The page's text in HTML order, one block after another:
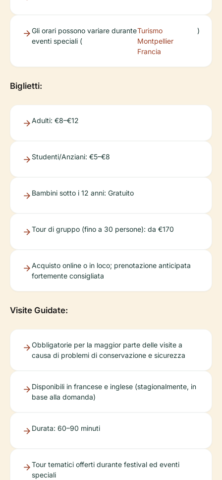
Gli orari possono variare durante
eventi speciali (
Turismo
Montpellier
Francia
)
Biglietti:
Adulti: €8–€12
Studenti/Anziani: €5–€8
Bambini sotto i 12 anni: Gratuito
Tour di gruppo (fino a 30 persone): da €170
Acquisto online o in loco; prenotazione anticipata
fortemente consigliata
Visite Guidate:
Obbligatorie per la maggior parte delle visite a
causa di problemi di conservazione e sicurezza
Disponibili in francese e inglese (stagionalmente, in
base alla domanda)
Durata: 60–90 minuti
Tour tematici offerti durante festival ed eventi
speciali